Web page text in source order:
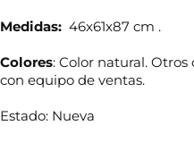
Medidas: 46x61x87 cm .
Colores: Color natural.
con equipo de ventas.
Estado: Nueva